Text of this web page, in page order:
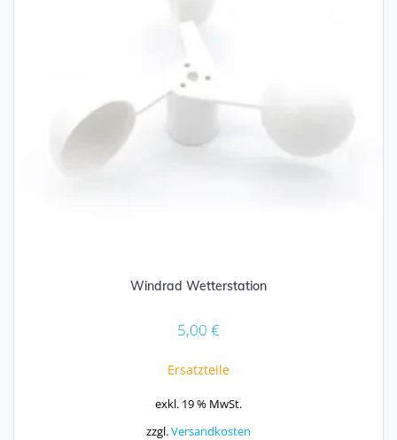
Windrad Wetterstation
5,00 €
Ersatzteile
exkl. 19 % MwSt.
zzgl.Versandkosten